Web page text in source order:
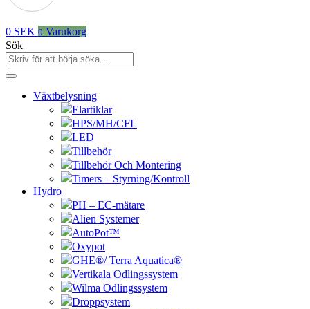
0 SEK 0 Varukorg
Sök
Växtbelysning
Elartiklar
HPS/MH/CFL
LED
Tillbehör
Tillbehör Och Montering
Timers – Styrning/Kontroll
Hydro
PH – EC-mätare
Alien Systemer
AutoPot™
Oxypot
GHE®/ Terra Aquatica®
Vertikala Odlingssystem
Wilma Odlingssystem
Droppsystem